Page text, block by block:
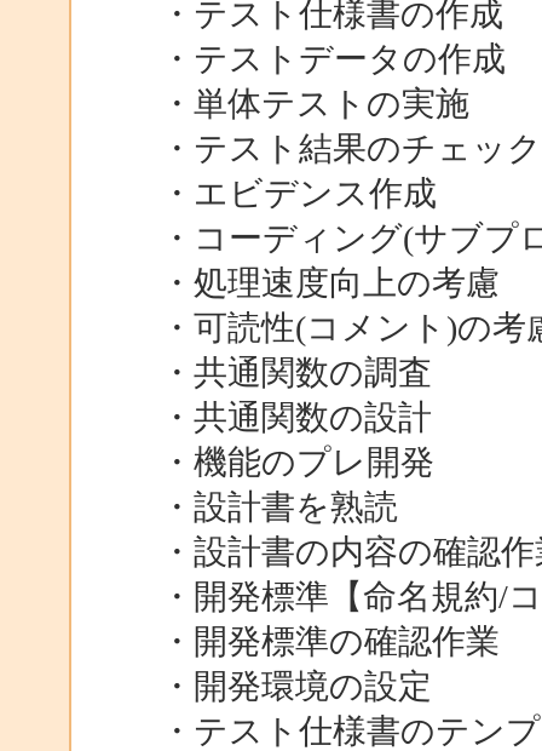
・テスト仕様書の作成
・テストデータの作成
・単体テストの実施
・テスト結果のチェッ
・エビデンス作成
・コーディング(サブプ
・処理速度向上の考慮
・可読性(コメント)の考
・共通関数の調査
・共通関数の設計
・機能のプレ開発
・設計書を熟読
・設計書の内容の確認作
・開発標準【命名規約/
・開発標準の確認作業
・開発環境の設定
・テスト仕様書のテン